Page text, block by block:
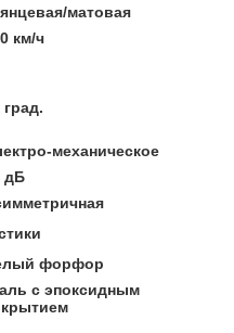
матовая
км/ч
град.
механическое
дБ
форфор
с эпоксидным